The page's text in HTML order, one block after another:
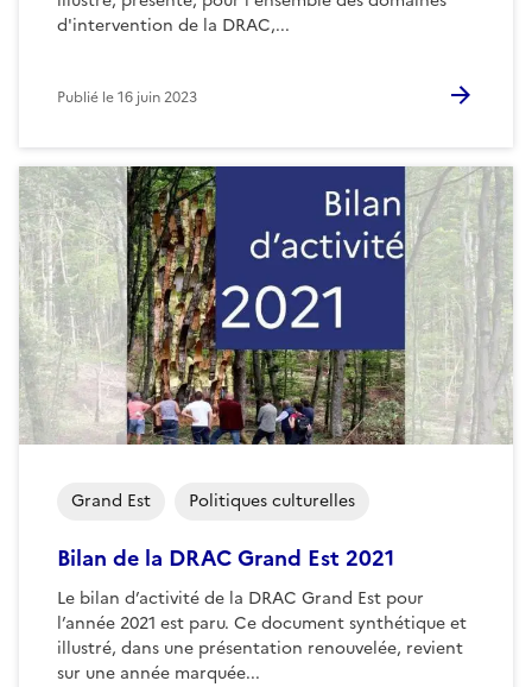
d'intervention de la DRAC,...
Publié le16 juin 2023
Bilan de la DRAC Grand Est 2021
Le bilan d’activité de la DRAC Grand Est pour
l’année 2021 est paru. Ce document synthétique et
illustré, dans une présentation renouvelée, revient
sur une année marquée...
Grand Est Politiques culturelles